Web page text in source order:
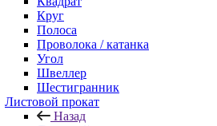
Круг
Полоса
Проволока / катанка
Угол
Швеллер
Шестигранник
Листовой прокат
Назад